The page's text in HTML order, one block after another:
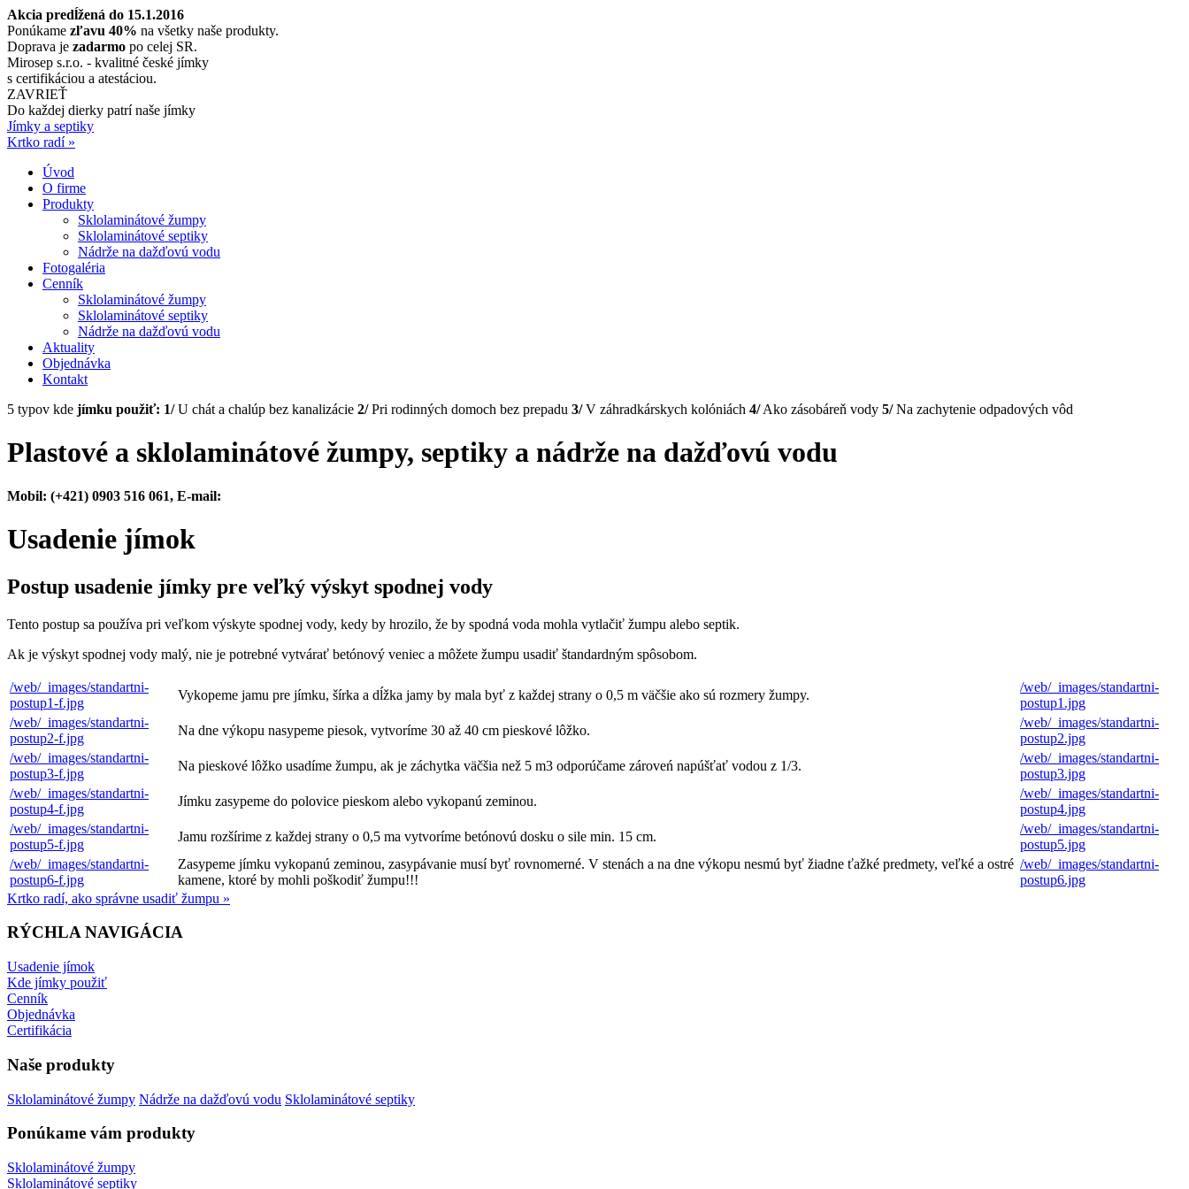
Akcia predĺžená do 15.1.2016
Ponúkame zľavu 40% na všetky naše produkty.
Doprava je zadarmo po celej SR.
Mirosep s.r.o. - kvalitné české jímky
s certifikáciou a atestáciou.
ZAVRIEŤ
Do každej dierky patrí naše jímky
Jímky a septiky
Krtko radí »
Úvod
O firme
Produkty
Sklolaminátové žumpy
Sklolaminátové septiky
Nádrže na dažďovú vodu
Fotogaléria
Cenník
Sklolaminátové žumpy
Sklolaminátové septiky
Nádrže na dažďovú vodu
Aktuality
Objednávka
Kontakt
5 typov kde jímku použiť: 1/U chát a chalúp bez kanalizácie 2/Pri rodinných domoch bez prepadu 3/V záhradkárskych kolóniách 4/Ako zásobáreň vody 5/Na zachytenie odpadových vôd
Plastové a sklolaminátové žumpy, septiky a nádrže na dažďovú vodu
Mobil: (+421) 0903 516 061, E-mail:
Usadenie jímok
Postup usadenie jímky pre veľký výskyt spodnej vody
Tento postup sa používa pri veľkom výskyte spodnej vody, kedy by hrozilo, že by spodná voda mohla vytlačiť žumpu alebo septik.
Ak je výskyt spodnej vody malý, nie je potrebné vytvárať betónový veniec a môžete žumpu usadiť štandardným spôsobom.
/web/_images/standartni-
postup1-f.jpg
Vykopeme jamu pre jímku, šírka a dĺžka jamy by mala byť z každej strany o 0,5 m väčšie ako sú rozmery žumpy.
/web/_images/standartni-
postup1.jpg
/web/_images/standartni-
postup2-f.jpg
Na dne výkopu nasypeme piesok, vytvoríme 30 až 40 cm pieskové lôžko.
/web/_images/standartni-
postup2.jpg
/web/_images/standartni-
postup3-f.jpg
Na pieskové lôžko usadíme žumpu, ak je záchytka väčšia než 5 m3 odporúčame zároveń napúšťať vodou z 1/3.
/web/_images/standartni-
postup3.jpg
/web/_images/standartni-
postup4-f.jpg
Jímku zasypeme do polovice pieskom alebo vykopanú zeminou.
/web/_images/standartni-
postup4.jpg
/web/_images/standartni-
postup5-f.jpg
Jamu rozšírime z každej strany o 0,5 ma vytvoríme betónovú dosku o sile min. 15 cm.
/web/_images/standartni-
postup5.jpg
/web/_images/standartni-
postup6-f.jpg
Zasypeme jímku vykopanú zeminou, zasypávanie musí byť rovnomerné. V stenách a na dne výkopu nesmú byť žiadne ťažké predmety, veľké a ostré
kamene, ktoré by mohli poškodiť žumpu!!!
/web/_images/standartni-
postup6.jpg
Krtko radí, ako správne usadiť žumpu »
RÝCHLA NAVIGÁCIA
Usadenie jímok
Kde jímky použiť
Cenník
Objednávka
Certifikácia
Naše produkty
Sklolaminátové žumpy Nádrže na dažďovú vodu Sklolaminátové septiky
Ponúkame vám produkty
Sklolaminátové žumpy
Sklolaminátové septiky